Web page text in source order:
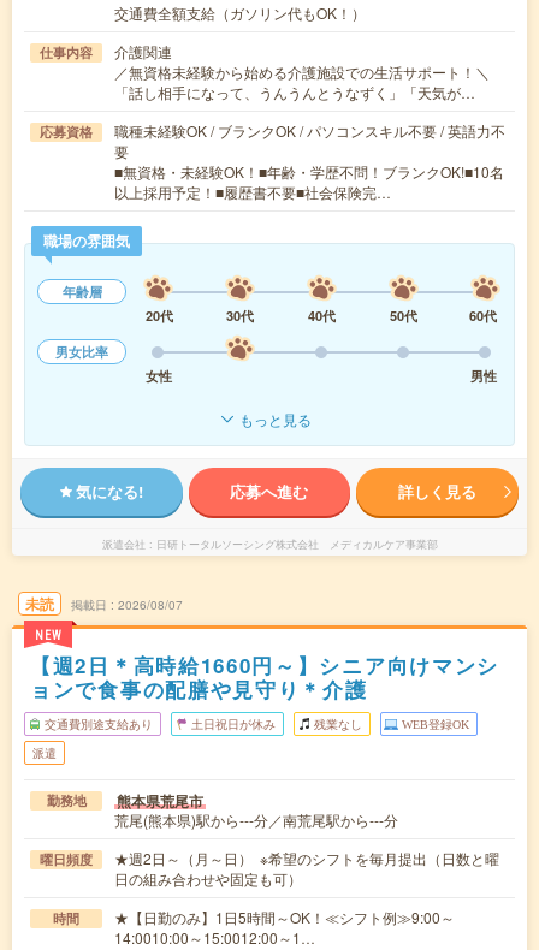
交通費全額支給（ガソリン代もOK！）
仕事内容
介護関連
／無資格未経験から始める介護施設での生活サポート！＼
「話し相手になって、うんうんとうなずく」「天気が…
応募資格
職種未経験OK / ブランクOK / パソコンスキル不要 / 英語力不
要
■無資格・未経験OK！■年齢・学歴不問！ブランクOK!■10名
以上採用予定！■履歴書不要■社会保険完…
職場の雰囲気
年齢層
20代
30代 40代 50代
60代
男女比率
女性
男性
もっと見る
気になる! 応募へ進む 詳しく見る
派遣会社 日研トータルソーシング株式会社 メディカルケア事業部
未読
NEW
掲載日 2026/08/07
【週2日＊高時給1660円～】シニア向けマンシ
ョンで食事の配膳や見守り＊介護
交通費別途支給あり 土日祝日が休み 残業なし WEB登録OK
派遣
勤務地 熊本県荒尾市
荒尾(熊本県)駅から---分／南荒尾駅から---分
曜日頻度
★週2日～（月～日） ※希望のシフトを毎月提出（日数と曜
日の組み合わせや固定も可）
時間
★【日勤のみ】1日5時間～OK！≪シフト例≫9:00～
14:0010:00～15:0012:00～1…